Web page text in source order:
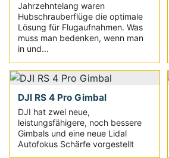
Jahrzehntelang waren
Hubschrauberflüge die optimale
Lösung für Flugaufnahmen. Was
muss man bedenken, wenn man
in und...
DJI RS 4 Pro Gimbal
DJI hat zwei neue,
leistungsfähigere, noch bessere
Gimbals und eine neue Lidal
Autofokus Schärfe vorgestellt